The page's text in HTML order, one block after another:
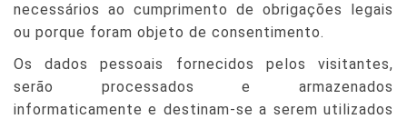
necessários ao cumprimento de obrigações legais
ou porque foram objeto de consentimento.
Os dados pessoais fornecidos pelos visitantes,
serão processados e armazenados
informaticamente e destinam-se a serem utilizados